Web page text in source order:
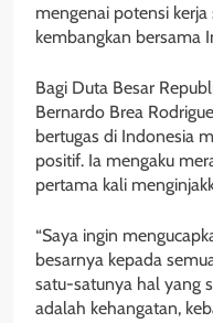
mengenai potensi
kembangkan bersama
Bagi Duta Besar
Bernardo Brea
bertugas di Indonesia
positif. Ia mengaku
pertama kali
“Saya ingin
besarnya kepada
satu-satunya hal yang
adalah kehangatan,